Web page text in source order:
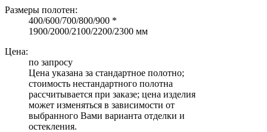
Размеры полотен:
400/600/700/800/900 *
1900/2000/2100/2200/2300 мм
Цена:
по запросу
Цена указана за стандартное полотно;
стоимость нестандартного полотна
рассчитывается при заказе; цена изделия
может изменяться в зависимости от
выбранного Вами варианта отделки и
остекления.